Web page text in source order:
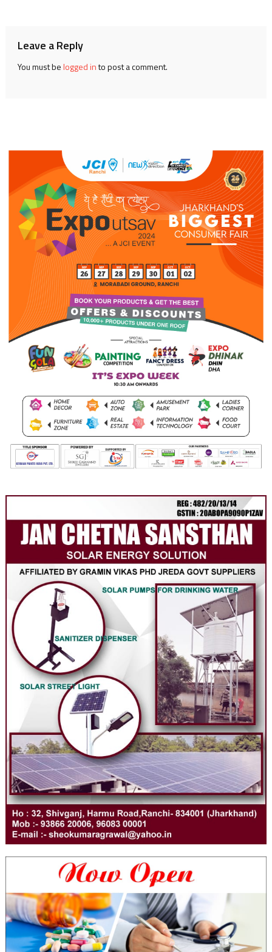
Leave a Reply
You must belogged into post a comment.